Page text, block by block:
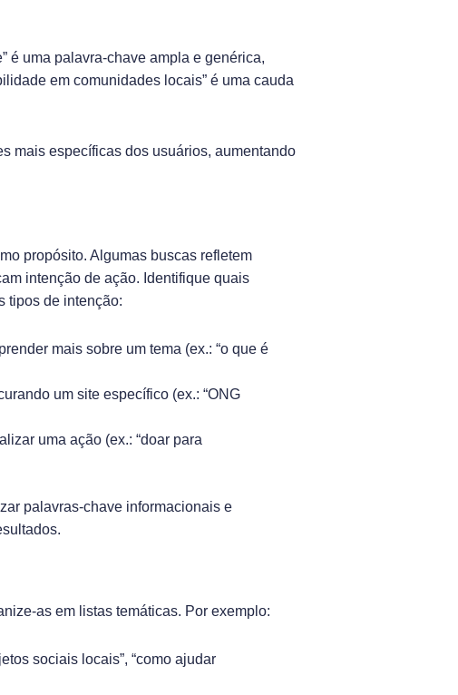
é uma palavra-chave ampla e genérica,
em comunidades locais” é uma cauda
mais específicas dos usuários, aumentando
propósito. Algumas buscas refletem
intenção de ação. Identifique quais
tipos de intenção:
mais sobre um tema (ex.: “o que é
um site específico (ex.: “ONG
uma ação (ex.: “doar para
palavras-chave informacionais e
as em listas temáticas. Por exemplo:
sociais locais”, “como ajudar